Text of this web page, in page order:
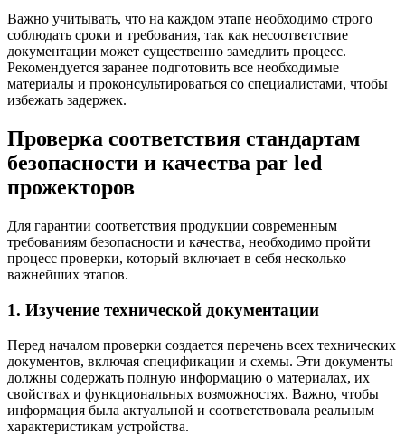
Важно учитывать, что на каждом этапе необходимо строго
соблюдать сроки и требования, так как несоответствие
документации может существенно замедлить процесс.
Рекомендуется заранее подготовить все необходимые
материалы и проконсультироваться со специалистами, чтобы
избежать задержек.
Проверка соответствия стандартам
безопасности и качества par led
прожекторов
Для гарантии соответствия продукции современным
требованиям безопасности и качества, необходимо пройти
процесс проверки, который включает в себя несколько
важнейших этапов.
1. Изучение технической документации
Перед началом проверки создается перечень всех технических
документов, включая спецификации и схемы. Эти документы
должны содержать полную информацию о материалах, их
свойствах и функциональных возможностях. Важно, чтобы
информация была актуальной и соответствовала реальным
характеристикам устройства.